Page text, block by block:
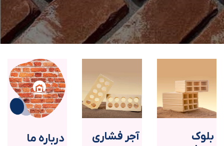
درباره ما آجر فشاری
بلوک